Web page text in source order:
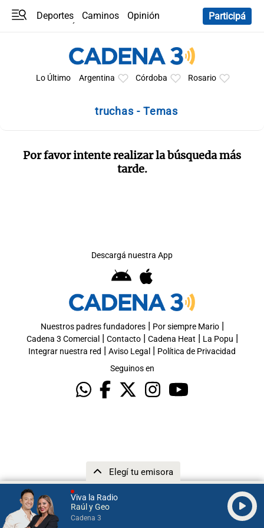
Viva la Radio
Raúl y Geo
Cadena 3
Elegí tu emisora
Deportes Caminos
Opinión
Participá
Lo Último Argentina Córdoba Rosario
truchas - Temas
Por favor intente realizar la búsqueda más
tarde.
Descargá nuestra App
Nuestros padres fundadores| Por siempre Mario|
Cadena 3 Comercial | Contacto| Cadena Heat | La Popu |
Integrar nuestra red | Aviso Legal | Política de Privacidad
Seguinos en